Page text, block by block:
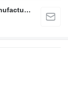
Xuzhou FMAN Construction Machinery Manufacture Co., Ltd.